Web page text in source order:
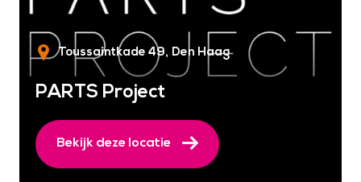
Toussaintkade 49 Den Haag
PARTS Project
Bekijk deze locatie